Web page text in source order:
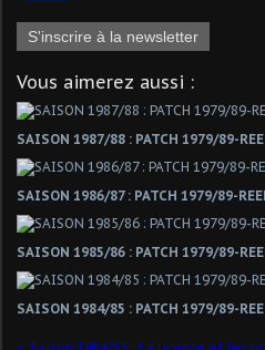
S'inscrire à la newsletter
Vous aimerez aussi :
SAISON 1987/88 : PATCH 1979/89-
SAISON 1986/87 : PATCH 1979/89-
SAISON 1985/86 : PATCH 1979/89-
SAISON 1984/85 : PATCH 1979/89-